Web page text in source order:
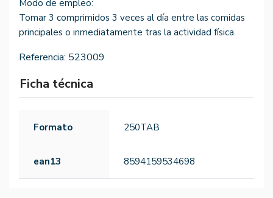
Modo de empleo:
Tomar 3 comprimidos 3 veces al día entre las comidas
principales o inmediatamente tras la actividad física.
Referencia: 523009
Ficha técnica
Formato 250TAB
ean13 8594159534698